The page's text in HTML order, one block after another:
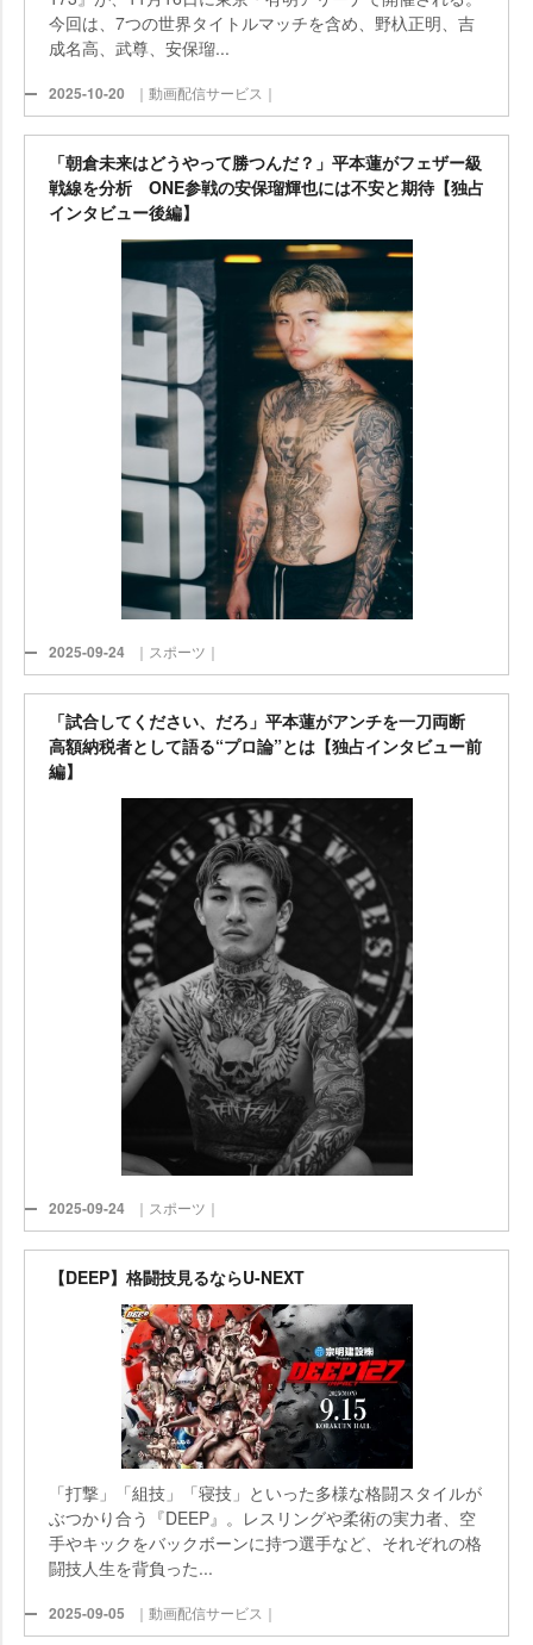
今回は、7つの世界タイトルマッチを含め、野杁正明、吉
成名高、武尊、安保瑠...
2025-10-20 ｜動画配信サービス｜
「朝倉未来はどうやって勝つんだ？」平本蓮がフェザー級
戦線を分析 ONE参戦の安保瑠輝也には不安と期待【独占
インタビュー後編】
2025-09-24 ｜スポーツ｜
「試合してください、だろ」平本蓮がアンチを一刀両断
高額納税者として語る“プロ論”とは【独占インタビュー前
編】
2025-09-24 ｜スポーツ｜
【DEEP】格闘技見るならU-NEXT
「打撃」「組技」「寝技」といった多様な格闘スタイルが
ぶつかり合う『DEEP』。レスリングや柔術の実力者、空
手やキックをバックボーンに持つ選手など、それぞれの格
闘技人生を背負った...
2025-09-05 ｜動画配信サービス｜